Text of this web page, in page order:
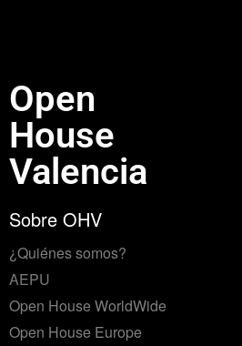
Open
House
Valencia
Sobre OHV
¿Quiénes somos?
AEPU
Open House WorldWide
Open House Europe